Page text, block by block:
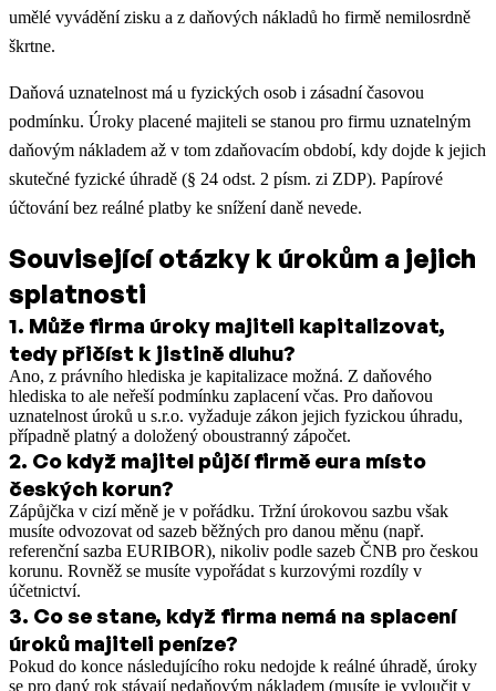
umělé vyvádění zisku a z daňových nákladů ho firmě nemilosrdně
škrtne.
Daňová uznatelnost má u fyzických osob i zásadní časovou
podmínku. Úroky placené majiteli se stanou pro firmu uznatelným
daňovým nákladem až v tom zdaňovacím období, kdy dojde k jejich
skutečné fyzické úhradě (§ 24 odst. 2 písm. zi ZDP). Papírové
účtování bez reálné platby ke snížení daně nevede.
Související otázky k úrokům a jejich
splatnosti
1. Může firma úroky majiteli kapitalizovat,
tedy přičíst k jistině dluhu?
Ano, z právního hlediska je kapitalizace možná. Z daňového
hlediska to ale neřeší podmínku zaplacení včas. Pro daňovou
uznatelnost úroků u s.r.o. vyžaduje zákon jejich fyzickou úhradu,
případně platný a doložený oboustranný zápočet.
2. Co když majitel půjčí firmě eura místo
českých korun?
Zápůjčka v cizí měně je v pořádku. Tržní úrokovou sazbu však
musíte odvozovat od sazeb běžných pro danou měnu (např.
referenční sazba EURIBOR), nikoliv podle sazeb ČNB pro českou
korunu. Rovněž se musíte vypořádat s kurzovými rozdíly v
účetnictví.
3. Co se stane, když firma nemá na splacení
úroků majiteli peníze?
Pokud do konce následujícího roku nedojde k reálné úhradě, úroky
se pro daný rok stávají nedaňovým nákladem (musíte je vyloučit v